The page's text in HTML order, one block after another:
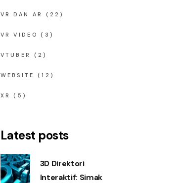
VR DAN AR (22)
VR VIDEO (3)
VTUBER (2)
WEBSITE (12)
XR (5)
Latest posts
3D Direktori
Interaktif: Simak